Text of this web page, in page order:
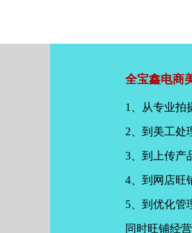
全宝鑫电商
1、从专业拍
2、到美工处
3、到上传产
4、到网店旺
5、到优化管
同时旺铺经